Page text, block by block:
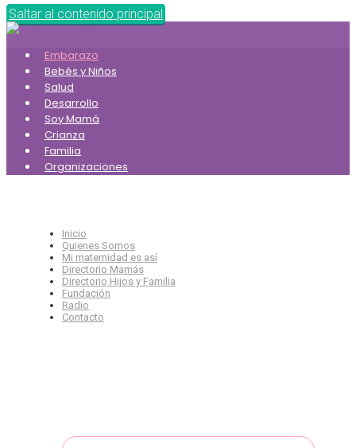
Saltar al contenido principal
Embarazo
Bebés y Niños
Salud
Desarrollo
Soy Mamá
Crianza
Familia
Organizaciones
Inicio
Quienes Somos
Mi maternidad es así
Directorio Mamás
Directorio Hijos y Familia
Fundación
Radio
Contacto